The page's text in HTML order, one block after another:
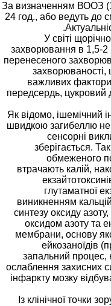
За визначенням ВООЗ
24 год., або ведуть до
У світі
захворювання в 1,5-2
перенесеного
захворюваності,
важливих фактори
передсердь, цукровий
Як відомо, ішемічний
швидкою загибеллю
сенсорні
зберігається.
обмеженого
втрачають калій,
глутаматної
виникненням
синтезу оксиду
оксидом азоту та
мембрани, основу
ейкозаноїдів
запальний процес,
ослаблення захисних
інфаркту мозку
Із клінічної точки